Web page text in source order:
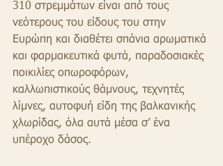
310 στρεμμάτων είναι από τους
νεότερους του είδους του στην
Ευρώπη και διαθέτει σπάνια αρωματικά
και φαρμακευτικά φυτά, παραδοσιακές
ποικιλίες οπωροφόρων,
καλλωπιστικούς θάμνους, τεχνητές
λίμνες, αυτοφυή είδη της βαλκανικής
χλωρίδας, όλα αυτά μέσα σ’ ένα
υπέροχο δάσος.